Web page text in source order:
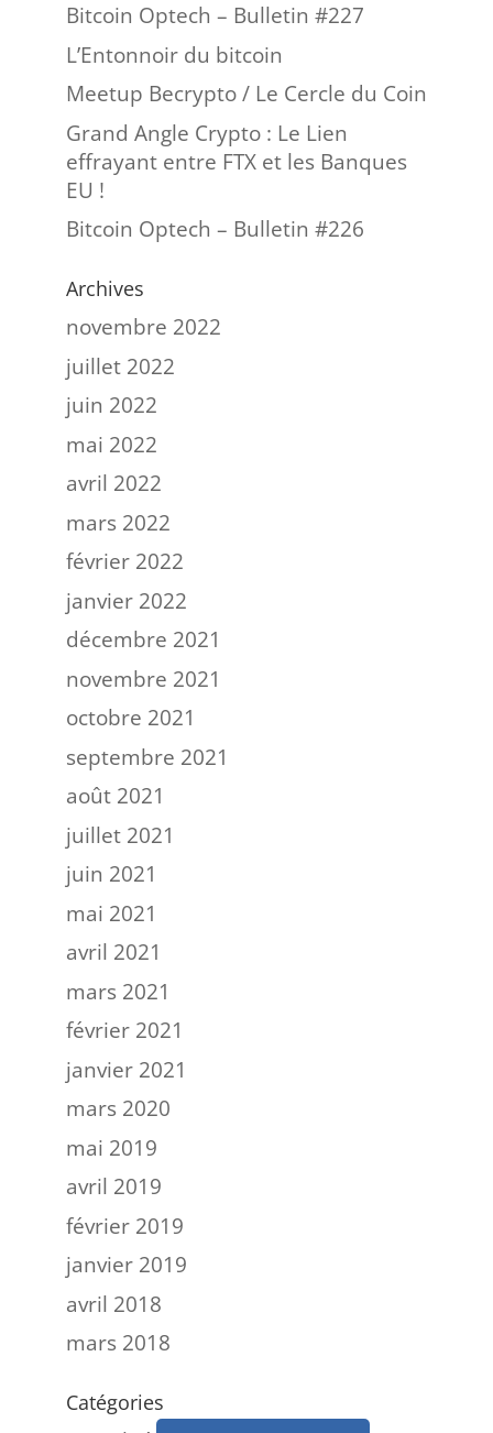
Bitcoin Optech – Bulletin #227
L’Entonnoir du bitcoin
Meetup Becrypto / Le Cercle du Coin
Grand Angle Crypto : Le Lien
effrayant entre FTX et les Banques
EU !
Bitcoin Optech – Bulletin #226
Archives
novembre 2022
juillet 2022
juin 2022
mai 2022
avril 2022
mars 2022
février 2022
janvier 2022
décembre 2021
novembre 2021
octobre 2021
septembre 2021
août 2021
juillet 2021
juin 2021
mai 2021
avril 2021
mars 2021
février 2021
janvier 2021
mars 2020
mai 2019
avril 2019
février 2019
janvier 2019
avril 2018
mars 2018
Catégories